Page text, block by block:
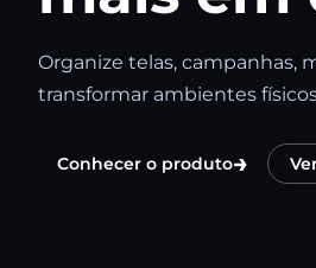
Organize telas, campanhas,
transformar ambientes
Conhecer o produto→